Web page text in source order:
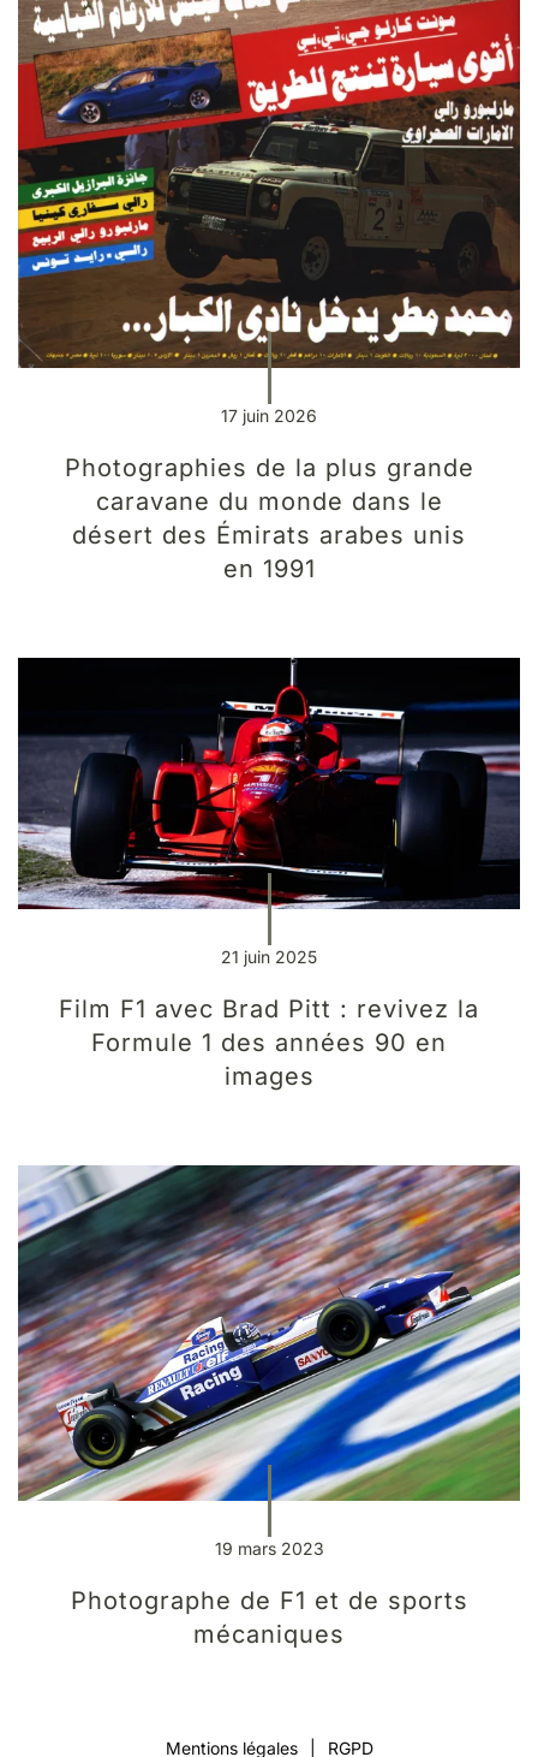
17 juin 2026
Photographies de la plus grande
caravane du monde dans le
désert des Émirats arabes unis
en 1991
21 juin 2025
Film F1 avec Brad Pitt : revivez la
Formule 1 des années 90 en
images
19 mars 2023
Photographe de F1 et de sports
mécaniques
Mentions légales RGPD